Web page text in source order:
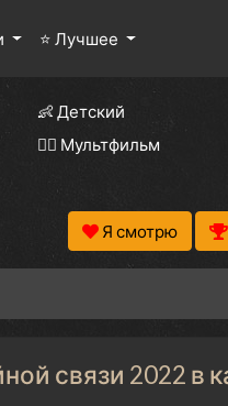
⭐ Лучшее
👶 Детский
🧚‍♀️ Мультфильм
Я смотрю
связи 2022 в